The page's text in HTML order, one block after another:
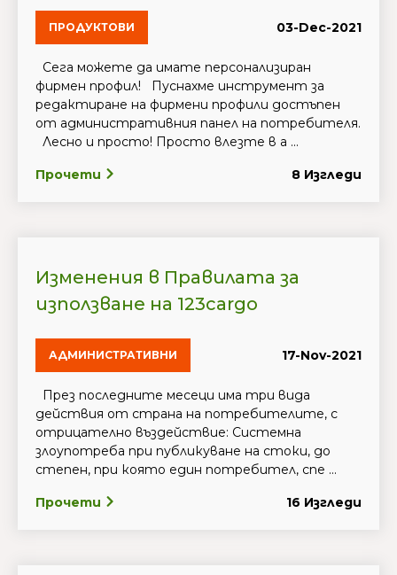
ПРОДУКТОВИ 03-Dec-2021
Сега можете да имате персонализиран
фирмен профил! Пуснахме инструмент за
редактиране на фирмени профили достъпен
от административния панел на потребителя.
Лесно и просто! Просто влезте в а ...
Прочети 8 Изгледи
Изменения в Правилата за
използване на 123cargo
АДМИНИСТРАТИВНИ 17-Nov-2021
През последните месеци има три вида
действия от страна на потребителите, с
отрицателно въздействие: Системна
злоупотреба при публикуване на стоки, до
степен, при която един потребител, спе ...
Прочети 16 Изгледи